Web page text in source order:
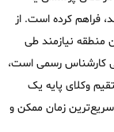
فراهم کرده است. از
منطقه نیازمند طی
کارشناس رسمی است،
وکلای پایه یک
سریع‌ترین زمان ممکن و